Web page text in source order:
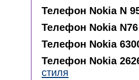
Телефон Nokia N
Телефон Nokia N76
Телефон Nokia
Телефон Nokia
стиля